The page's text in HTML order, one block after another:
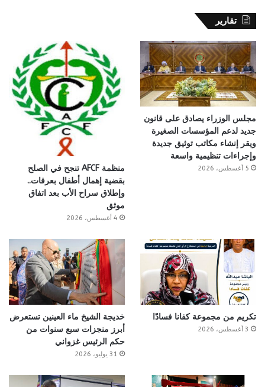
تقارير
مجلس الوزراء يصادق على قانون
جديد لدعم المؤسسات الصغيرة
ويقر إنشاء مكاتب توثيق جديدة
وإجراءات تنظيمية واسعة
5 أغسطس، 2026
منظمة AFCF تنجح في الصلح
بقضية إهمال أطفال بعرفات..
وإطلاق سراح الأب بعد اتفاق
موثق
4 أغسطس، 2026
تكريم من مجموعة كفانا فسادًا
3 أغسطس، 2026
خديجة الشيخ ماء العينين تستعرض
أبرز منجزات سبع سنوات من
حكم الرئيس غزواني
31 يوليو، 2026